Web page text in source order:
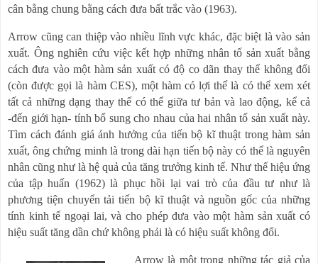
cân bằng chung bằng cách đưa bất trắc vào (1963).
Arrow cũng can thiệp vào nhiều lĩnh vực khác, đặc biệt là vào sản
xuất. Ông nghiên cứu việc kết hợp những nhân tố sản xuất bằng
cách đưa vào một hàm sản xuất có độ co dãn thay thế không đổi
(còn được gọi là hàm CES), một hàm có lợi thế là có thể xem xét
tất cả những dạng thay thế có thể giữa tư bản và lao động, kể cả
-đến giới hạn- tính bổ sung cho nhau của hai nhân tố sản xuất này.
Tìm cách đánh giá ảnh hưởng của tiến bộ kĩ thuật trong hàm sản
xuất, ông chứng minh là trong dài hạn tiến bộ này có thể là nguyên
nhân cũng như là hệ quả của tăng trưởng kinh tế. Như thế hiệu ứng
của tập huấn (1962) là phục hồi lại vai trò của đầu tư như là
phương tiện chuyển tải tiến bộ kĩ thuật và nguồn gốc của những
tính kinh tế ngoại lai, và cho phép đưa vào một hàm sản xuất có
hiệu suất tăng dần chứ không phải là có hiệu suất không đổi.
Arrow là một trong những tác giả của